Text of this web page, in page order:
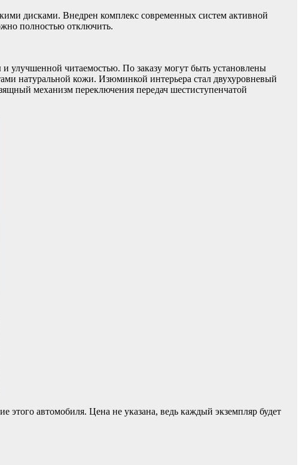
дисками. Внедрен комплекс современных систем активной
полностью отключить.
улучшенной читаемостью. По заказу могут быть установлены
натуральной кожи. Изюминкой интерьера стал двухуровневый
механизм переключения передач шестиступенчатой
этого автомобиля. Цена не указана, ведь каждый экземпляр будет